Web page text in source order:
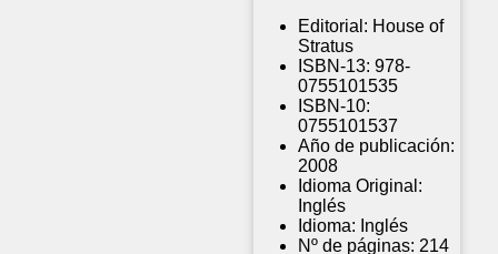
Editorial: House of
Stratus
ISBN-13: 978-
0755101535
ISBN-10:
0755101537
Año de publicación:
2008
Idioma Original:
Inglés
Idioma: Inglés
Nº de páginas: 214